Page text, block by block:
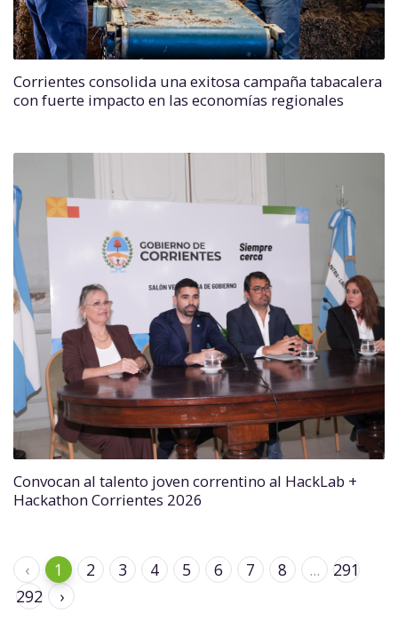
Corrientes consolida una exitosa campaña tabacalera
con fuerte impacto en las economías regionales
Convocan al talento joven correntino al HackLab +
Hackathon Corrientes 2026
‹ 1 2 3 4 5 6 7 8 ...
291
292
›